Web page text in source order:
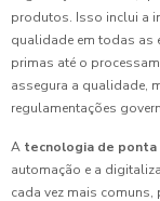
produtos. Isso inclui a
qualidade em todas as
primas até o
assegura a qualidade,
regulamentações
A tecnologia de ponta
automação e a
cada vez mais